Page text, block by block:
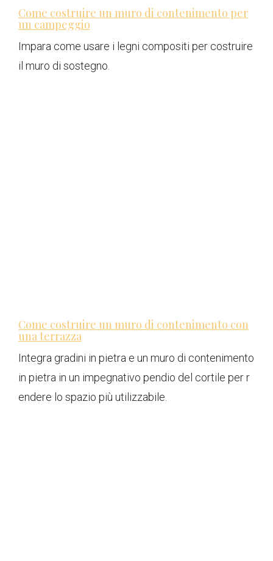
Come costruire un muro di contenimento per
un campeggio
Impara come usare i legni compositi per costruire
il muro di sostegno.
Come costruire un muro di contenimento con
una terrazza
Integra gradini in pietra e un muro di contenimento
in pietra in un impegnativo pendio del cortile per r
endere lo spazio più utilizzabile.